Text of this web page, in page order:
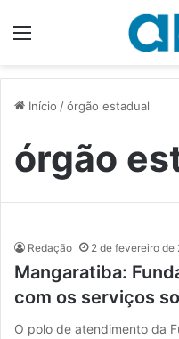
Início /órgão estadual
órgão
Redação 2 de fevereiro de
Mangaratiba:
com os serviços
O polo de atendimento da